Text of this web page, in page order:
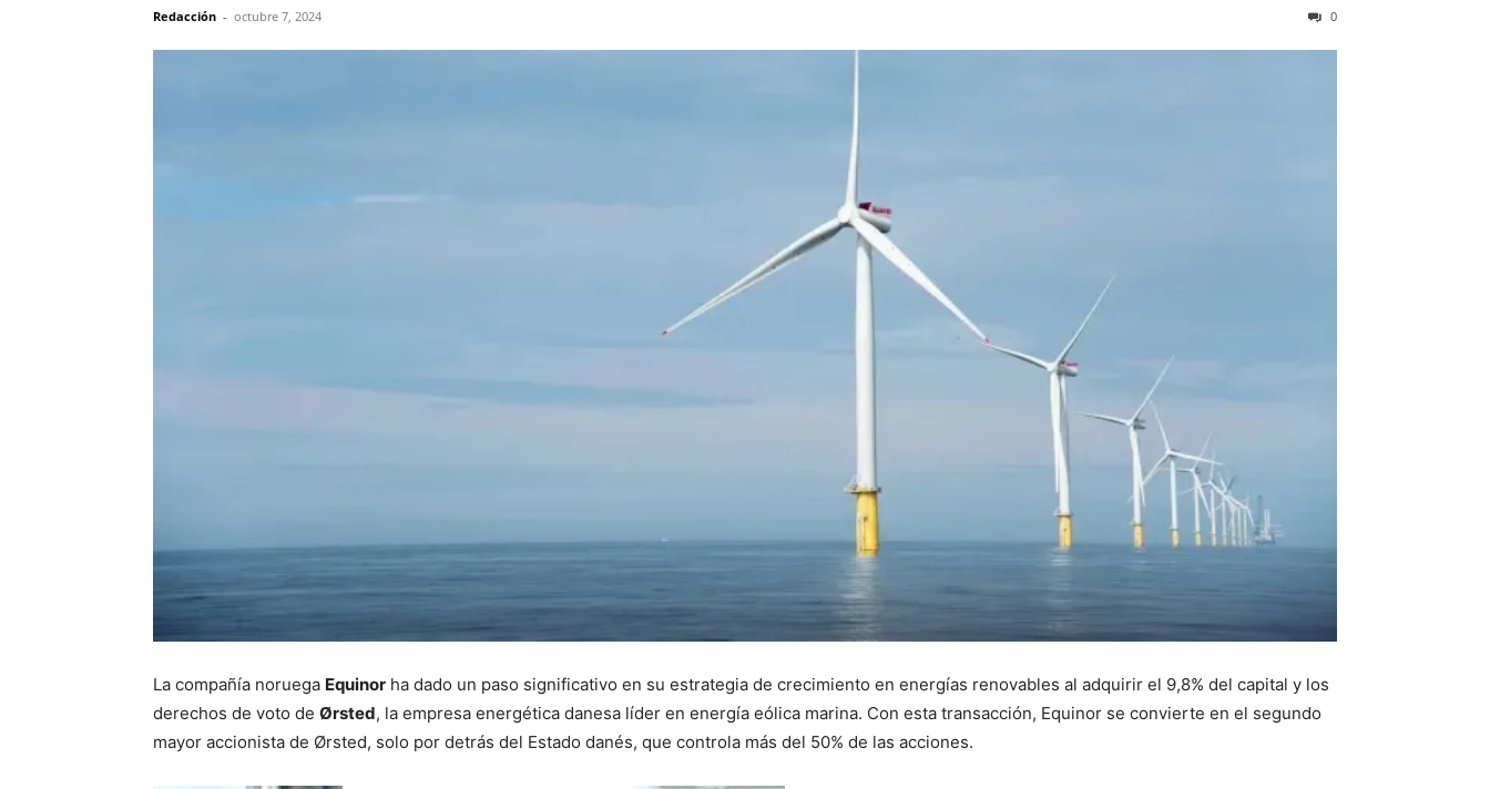
Redacción - octubre 7, 2024 0
La compañía noruega Equinor ha dado un paso significativo en su estrategia de crecimiento en energías renovables al adquirir el 9,8% del capital y los
derechos de voto de Ørsted, la empresa energética danesa líder en energía eólica marina. Con esta transacción, Equinor se convierte en el segundo
mayor accionista de Ørsted, solo por detrás del Estado danés, que controla más del 50% de las acciones.